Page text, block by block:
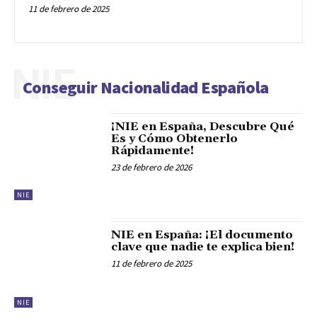
11 de febrero de 2025
Conseguir Nacionalidad Española
NIE
NIE
¡NIE en España, Descubre Qué
Es y Cómo Obtenerlo
Rápidamente!
23 de febrero de 2026
NIE
NIE en España: ¡El documento
clave que nadie te explica bien!
11 de febrero de 2025